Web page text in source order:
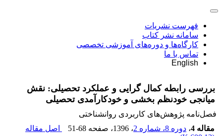
فهرست نشریات
سامانه نشر کتاب
کارگاه‌ها و دوره‌های آموزشی تخصصی
تماس با ما
English
بررسی رابطه کمال گرایی و عملکرد تحصیلی: نقش
میانجی خودنظم بخشی و خودکارآمدی تحصیلی
فصل‌نامه پژوهش‌های کاربردی روانشناختی
مقاله 4
، دوره 8، شماره 2 ، 1396 ، صفحه 51-68
اصل مقاله